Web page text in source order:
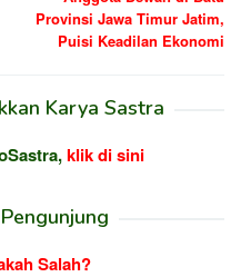
Provinsi Jawa Timur Jatim,
Puisi Keadilan Ekonomi
Karya Sastra
klik di sini
Salah?